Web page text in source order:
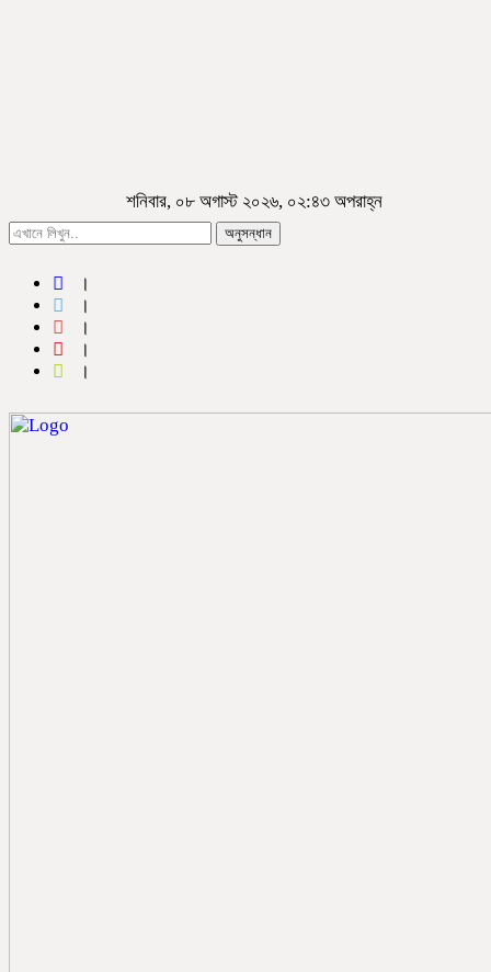
শনিবার, ০৮ অগাস্ট ২০২৬, ০২:৪৩ অপরাহ্ন
অনুসন্ধান